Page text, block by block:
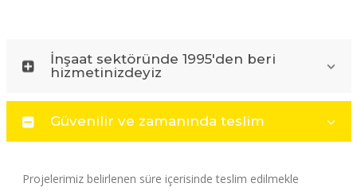
İnşaat sektöründe 1995'den beri
hizmetinizdeyiz
Güvenilir ve zamanında teslim
Projelerimiz belirlenen süre içerisinde teslim edilmekle